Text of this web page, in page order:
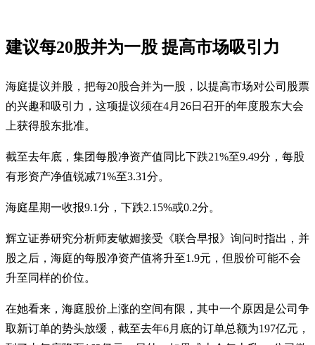
建议每20股并为一股 提高市场吸引力
海庭提议并股，把每20股合并为一股，以提高市场对公司股票
的兴趣和吸引力，这项提议须在4月26日召开的年度股东大会
上获得股东批准。
截至去年底，集团每股净资产值同比下跌21%至9.49分，每股
有形资产净值锐减71%至3.31分。
海庭星期一收报9.1分，下跌2.15%或0.2分。
辉立证券研究分析师麦敏媚接受《联合早报》询问时指出，并
股之后，海庭的每股净资产值将升至1.9元，但股价可能不会
升至同样的价位。
在她看来，海庭股价上涨的空间有限，其中一个原因是公司争
取新订单的势头放缓，截至去年6月底的订单总额为197亿元，